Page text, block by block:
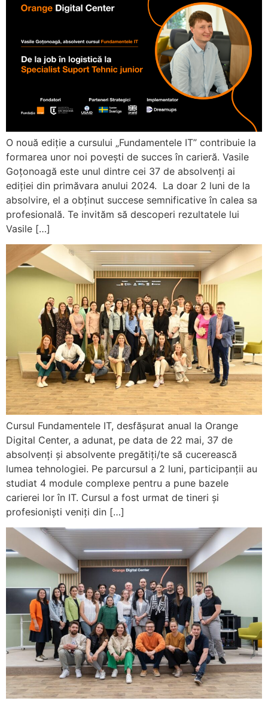
O nouă ediție a cursului „Fundamentele IT” contribuie la
formarea unor noi povești de succes în carieră. Vasile
Goțonoagă este unul dintre cei 37 de absolvenți ai
ediției din primăvara anului 2024. La doar 2 luni de la
absolvire, el a obținut succese semnificative în calea sa
profesională. Te invităm să descoperi rezultatele lui
Vasile […]
Cursul Fundamentele IT, desfășurat anual la Orange
Digital Center, a adunat, pe data de 22 mai, 37 de
absolvenți și absolvente pregătiți/te să cucerească
lumea tehnologiei. Pe parcursul a 2 luni, participanții au
studiat 4 module complexe pentru a pune bazele
carierei lor în IT. Cursul a fost urmat de tineri și
profesioniști veniți din […]